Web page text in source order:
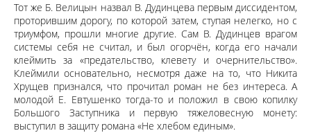
Тот же Б. Велицын назвал В. Дудинцева первым диссидентом,
проторившим дорогу, по которой затем, ступая нелегко, но с
триумфом, прошли многие другие. Сам В. Дудинцев врагом
системы себя не считал, и был огорчён, когда его начали
клеймить за «предательство, клевету и очернительство».
Клеймили основательно, несмотря даже на то, что Никита
Хрущев признался, что прочитал роман не без интереса. А
молодой Е. Евтушенко тогда-то и положил в свою копилку
Большого Заступника и первую тяжеловесную монету:
выступил в защиту романа «Не хлебом единым».